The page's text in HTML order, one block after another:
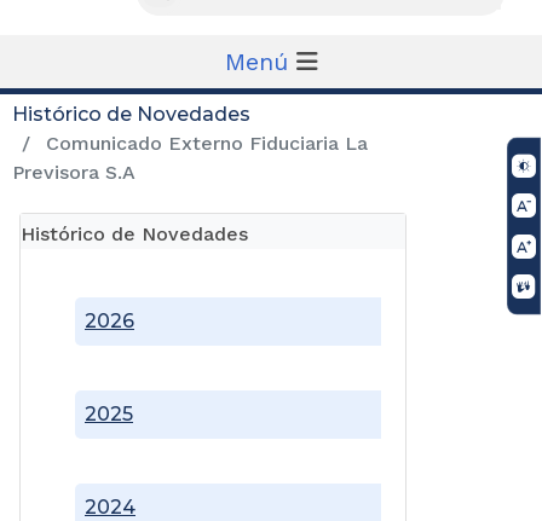
Menú
Histórico de Novedades
Comunicado Externo Fiduciaria La
Previsora S.A
Histórico de Novedades
2024
2025
2026